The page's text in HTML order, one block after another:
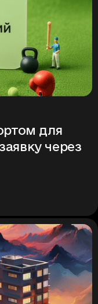
для
через